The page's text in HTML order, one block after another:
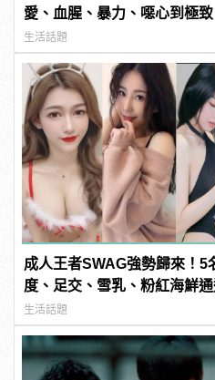
愛、血腥、暴力、噁心到極
男
生活話題
成人王者SWAG強勢歸來！
度、足交、雪乳、粉紅海鮮
連結！ | manfashion這樣變型
生活話題